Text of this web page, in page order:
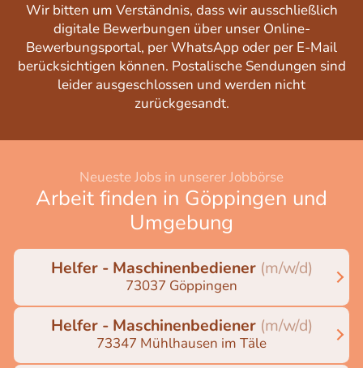
Wir bitten um Verständnis, dass wir ausschließlich
digitale Bewerbungen über unser Online-
Bewerbungsportal, per WhatsApp oder per E-Mail
berücksichtigen können. Postalische Sendungen sind
leider ausgeschlossen und werden nicht
zurückgesandt.
Neueste Jobs in unserer Jobbörse
Arbeit finden in Göppingen und
Umgebung
Helfer - Maschinenbediener (m/w/d)
73037 Göppingen
Helfer - Maschinenbediener (m/w/d)
73347 Mühlhausen im Täle